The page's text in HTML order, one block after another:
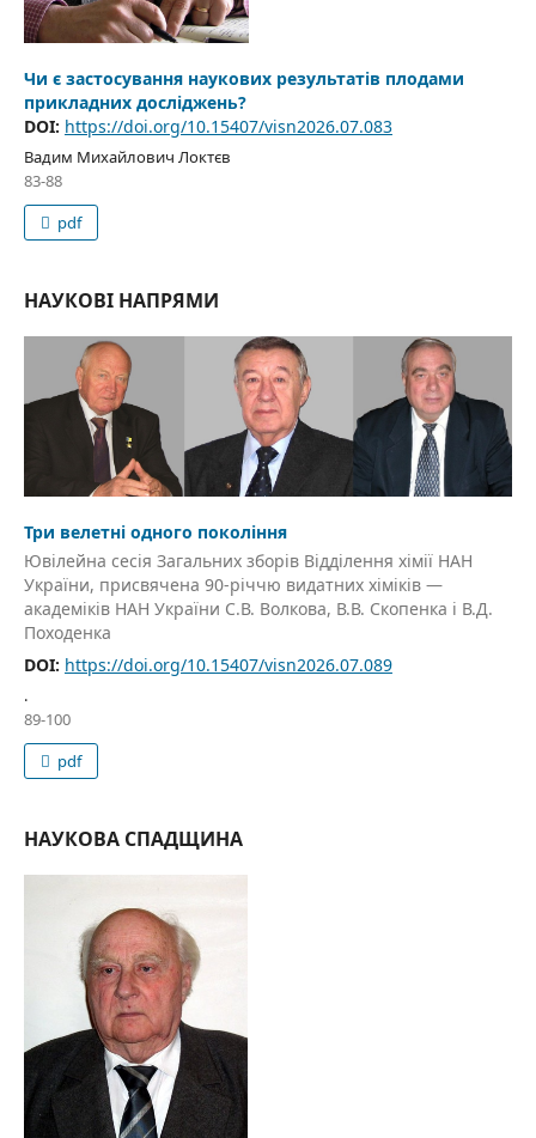
Чи є застосування наукових результатів плодами
прикладних досліджень?
DOI: https://doi.org/10.15407/visn2026.07.083
Вадим Михайлович Локтєв
83-88
pdf
НАУКОВІ НАПРЯМИ
Три велетні одного покоління
Ювілейна сесія Загальних зборів Відділення хімії НАН
України, присвячена 90-річчю видатних хіміків —
академіків НАН України С.В. Волкова, В.В. Скопенка і В.Д.
Походенка
DOI: https://doi.org/10.15407/visn2026.07.089
.
89-100
pdf
НАУКОВА СПАДЩИНА